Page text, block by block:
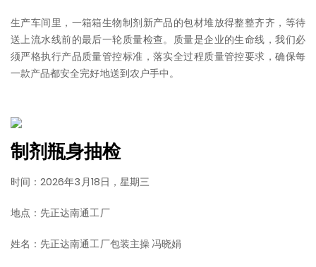
生产车间里，一箱箱生物制剂新产品的包材堆放得整整齐齐，等待
送上流水线前的最后一轮质量检查。质量是企业的生命线，我们必
须严格执行产品质量管控标准，落实全过程质量管控要求，确保每
一款产品都安全完好地送到农户手中。
制剂瓶身抽检
时间：2026年3月18日，星期三
地点：先正达南通工厂
姓名：先正达南通工厂包装主操 冯晓娟